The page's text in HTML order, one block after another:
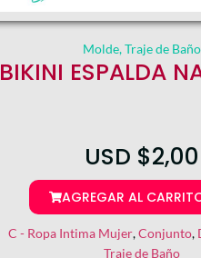
Molde,Traje de Baño
BIKINI ESPALDA
USD $2,00
AGREGAR AL
C - Ropa Intima Mujer,Conjunto,
Traje de Baño